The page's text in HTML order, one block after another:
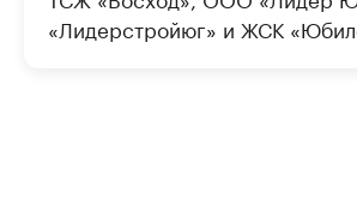
«Лидерстройюг» и ЖСК